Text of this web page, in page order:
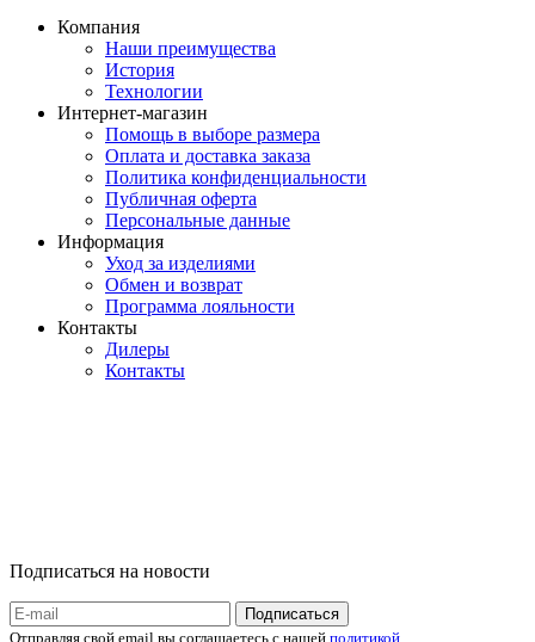
Компания
Наши преимущества
История
Технологии
Интернет-магазин
Помощь в выборе размера
Оплата и доставка заказа
Политика конфиденциальности
Публичная оферта
Персональные данные
Информация
Уход за изделиями
Обмен и возврат
Программа лояльности
Контакты
Дилеры
Контакты
Подписаться на новости
Отправляя свой email вы соглашаетесь с нашей политикой